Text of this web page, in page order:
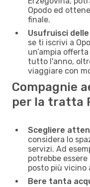
Opodo ed
finale.
Usufruisci
se ti iscrivi a
un’ampia
tutto l'anno,
viaggiare con
Compagnie
per la tratta
Scegliere
considera lo
servizi. Ad
potrebbe
posto più vicino
Bere tanta